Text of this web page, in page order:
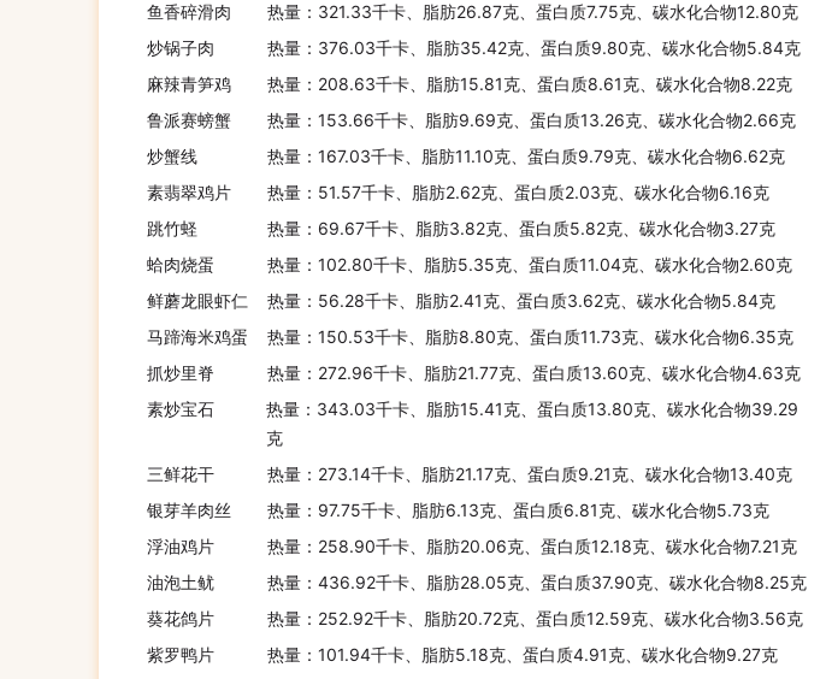
鱼香碎滑肉
热量：321.33千卡、脂肪26.87克、蛋白质7.75克、碳水化合物12.80克
炒锅子肉
热量：376.03千卡、脂肪35.42克、蛋白质9.80克、碳水化合物5.84克
麻辣青笋鸡
热量：208.63千卡、脂肪15.81克、蛋白质8.61克、碳水化合物8.22克
鲁派赛螃蟹
热量：153.66千卡、脂肪9.69克、蛋白质13.26克、碳水化合物2.66克
炒蟹线
热量：167.03千卡、脂肪11.10克、蛋白质9.79克、碳水化合物6.62克
素翡翠鸡片
热量：51.57千卡、脂肪2.62克、蛋白质2.03克、碳水化合物6.16克
跳竹蛏
热量：69.67千卡、脂肪3.82克、蛋白质5.82克、碳水化合物3.27克
蛤肉烧蛋
热量：102.80千卡、脂肪5.35克、蛋白质11.04克、碳水化合物2.60克
鲜蘑龙眼虾仁
热量：56.28千卡、脂肪2.41克、蛋白质3.62克、碳水化合物5.84克
马蹄海米鸡蛋
热量：150.53千卡、脂肪8.80克、蛋白质11.73克、碳水化合物6.35克
抓炒里脊
热量：272.96千卡、脂肪21.77克、蛋白质13.60克、碳水化合物4.63克
素炒宝石
热量：343.03千卡、脂肪15.41克、蛋白质13.80克、碳水化合物39.29
克
三鲜花干 热量：273.14千卡、脂肪21.17克、蛋白质9.21克、碳水化合物13.40克
银芽羊肉丝
热量：97.75千卡、脂肪6.13克、蛋白质6.81克、碳水化合物5.73克
浮油鸡片
热量：258.90千卡、脂肪20.06克、蛋白质12.18克、碳水化合物7.21克
油泡土鱿
热量：436.92千卡、脂肪28.05克、蛋白质37.90克、碳水化合物8.25克
葵花鸽片
热量：252.92千卡、脂肪20.72克、蛋白质12.59克、碳水化合物3.56克
紫罗鸭片
热量：101.94千卡、脂肪5.18克、蛋白质4.91克、碳水化合物9.27克